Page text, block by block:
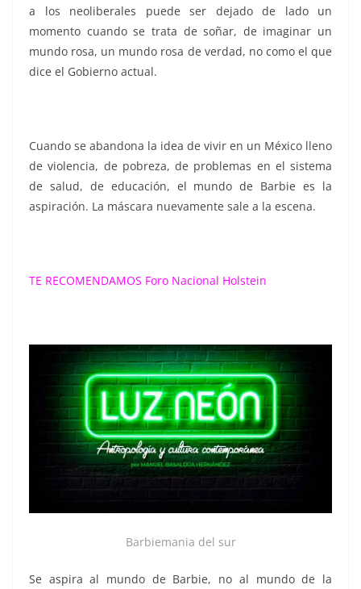
a los neoliberales puede ser dejado de lado un
momento cuando se trata de soñar, de imaginar un
mundo rosa, un mundo rosa de verdad, no como el que
dice el Gobierno actual.
Cuando se abandona la idea de vivir en un México lleno
de violencia, de pobreza, de problemas en el sistema
de salud, de educación, el mundo de Barbie es la
aspiración. La máscara nuevamente sale a la escena.
TE RECOMENDAMOS Foro Nacional Holstein
Barbiemania del sur
Se aspira al mundo de Barbie, no al mundo de la